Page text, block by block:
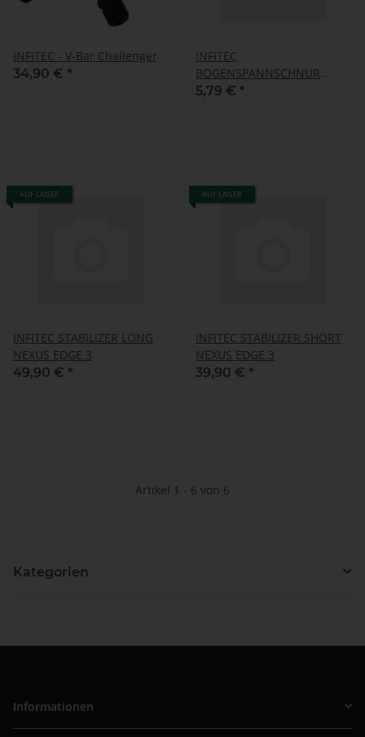
INFITEC - V-Bar Challenger
34,90 € *
INFITEC
BOGENSPANNSCHNUR
WURFARM-TIP
5,79 € *
AUF LAGER
INFITEC STABILIZER LONG
NEXUS EDGE 3
49,90 € *
AUF LAGER
INFITEC STABILIZER SHORT
NEXUS EDGE 3
39,90 € *
Artikel 1 - 6 von 6
Kategorien
Informationen